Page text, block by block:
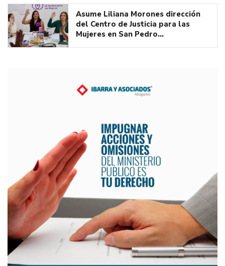
Asume Liliana Morones dirección
del Centro de Justicia para las
Mujeres en San Pedro…